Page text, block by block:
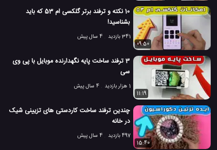
10 نکته و ترفند برتر گلکسی ام 53 که باید
بشناسید!
341 بازدید
4 سال پیش
09:50
3 ترفند ساخت پایه نگهدارنده موبایل با پی وی
سی
1 هزار بازدید
4 سال پیش
11:19
چندین ترفند ساخت کاردستی های تزیینی شیک
در خانه
497 بازدید
4 سال پیش
15:40